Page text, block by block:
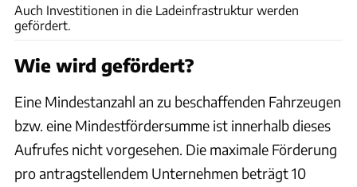
Auch Investitionen in die Ladeinfrastruktur werden
gefördert.
Wie wird gefördert?
Eine Mindestanzahl an zu beschaffenden Fahrzeugen
bzw. eine Mindestfördersumme ist innerhalb dieses
Aufrufes nicht vorgesehen. Die maximale Förderung
pro antragstellendem Unternehmen beträgt 10